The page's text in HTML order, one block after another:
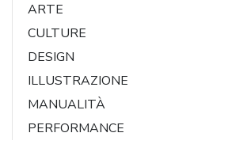
ARTE
CULTURE
DESIGN
ILLUSTRAZIONE
MANUALITÀ
PERFORMANCE